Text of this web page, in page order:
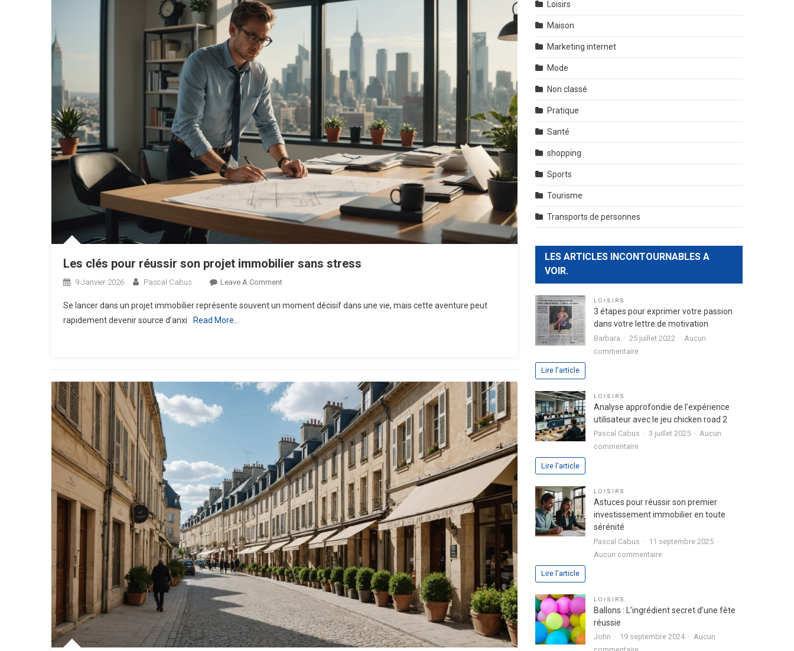
Les clés pour réussir son projet immobilier sans stress
9 Janvier 2026 Pascal Cabus Leave A CommentOn
Clés
Sans
Stress
Se lancer dans un projet immobilier représente souvent un moment décisif dans une vie, mais cette aventure peut
rapidement devenir source d’anxi
Read More…
Loisirs
Maison
Marketing internet
Mode
Non classé
Pratique
Santé
shopping
Sports
Tourisme
Transports de personnes
LES ARTICLES INCONTOURNABLES A
VOIR.
LOISIRS
3 étapes pour exprimer votre passion
dans votre lettre de motivation
Barbara 25 juillet 2022
Aucun
commentairesur
exprimer
votre
passion
Lire l'article
LOISIRS
Analyse approfondie de l’expérience
utilisateur avec le jeu chicken road 2
Pascal Cabus 3 juillet 2025
Aucun
commentairesur
l’expérience
utilisateur
Lire l'article
LOISIRS
Astuces pour réussir son premier
investissement immobilier en toute
sérénité
Pascal Cabus
11 septembre 2025
Aucun commentairesur
son
Lire l'article
LOISIRS
Ballons : L’ingrédient secret d’une fête
réussie
John 19 septembre 2024
Aucun
sur